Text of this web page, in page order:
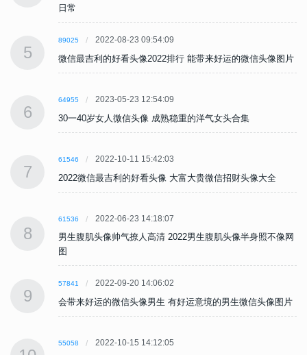
日常
5
89025 2022-08-23 09:54:09
微信最吉利的好看头像2022排行 能带来好运的微信头像图片
6
64955 2023-05-23 12:54:09
30一40岁女人微信头像 成熟稳重的洋气女头合集
7
61546 2022-10-11 15:42:03
2022微信最吉利的好看头像 大富大贵微信招财头像大全
8
61536 2022-06-23 14:18:07
男生腹肌头像帅气撩人高清 2022男生腹肌头像半身照不像网
图
9
57841 2022-09-20 14:06:02
会带来好运的微信头像男生 有好运意境的男生微信头像图片
55058 2022-10-15 14:12:05